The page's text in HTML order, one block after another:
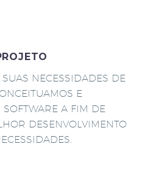
NECESSIDADES DE
E
SOFTWARE A FIM DE
DESENVOLVIMENTO